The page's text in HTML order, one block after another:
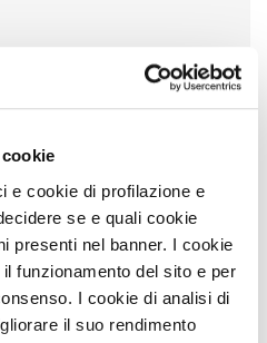
e cookie di profilazione e
se e quali cookie
presenti nel banner. I cookie
funzionamento del sito e per
I cookie di analisi di
il suo rendimento
veneti cultura e natura
ville storiche 42 Km
laghi e giardini vivi le
52 Km
il cane itinerario tra
71 Km